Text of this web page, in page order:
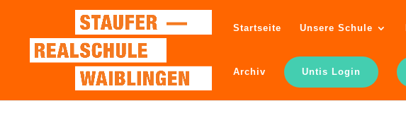
Startseite Unsere Schule
Archiv Untis Login